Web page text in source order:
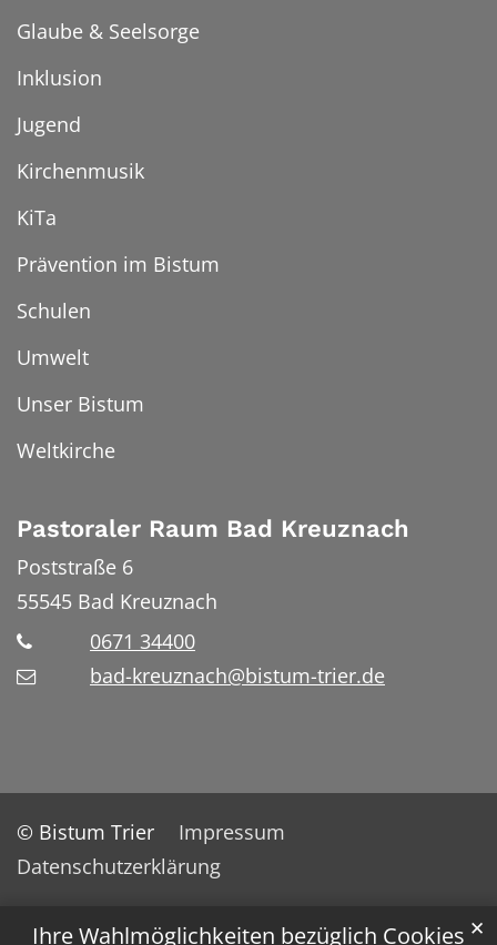
Ihre Wahlmöglichkeiten bezüglich Cookies ✕
Glaube & Seelsorge
Inklusion
Jugend
Kirchenmusik
KiTa
Prävention im Bistum
Schulen
Umwelt
Unser Bistum
Weltkirche
Pastoraler Raum Bad Kreuznach
Poststraße 6
55545 Bad Kreuznach
0671 34400
bad-kreuznach@bistum-trier.de
© Bistum Trier
Impressum
Datenschutzerklärung